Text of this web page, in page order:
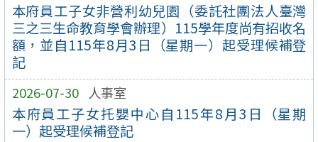
本府員工子女非營利幼兒園（委託社團法人臺灣
三之三生命教育學會辦理）115學年度尚有招收名
額，並自115年8月3日（星期一）起受理候補登
記
2026-07-30 人事室
本府員工子女托嬰中心自115年8月3日（星期
一）起受理候補登記